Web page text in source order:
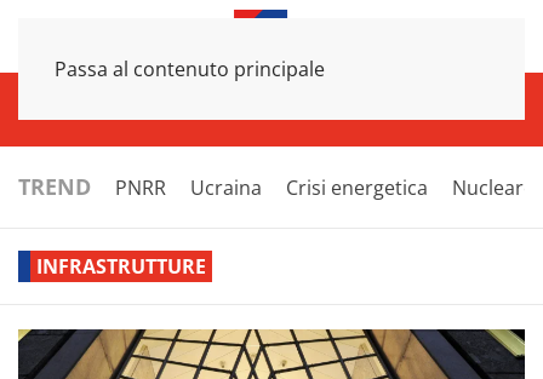
Passa al contenuto principale
TREND PNRR Ucraina Crisi energetica Nucleare
INFRASTRUTTURE